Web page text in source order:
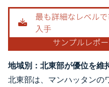
地域別：北東部が優位を維
北東部は、マンハッタンの